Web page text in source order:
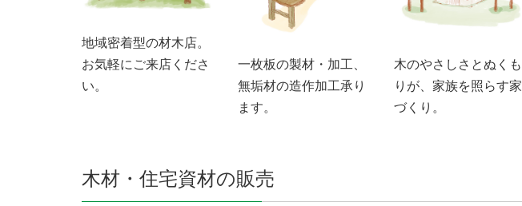
地域密着型の材木店。
お気軽にご来店くださ
い。
一枚板の製材・加工、
無垢材の造作加工承り
ます。
木のやさしさとぬくも
りが、家族を照らす家
づくり。
木材・住宅資材の販売